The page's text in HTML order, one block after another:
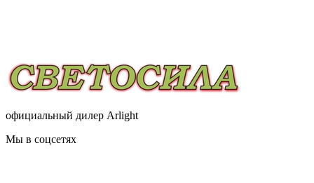
официальный дилер Arlight
Мы в соцсетях